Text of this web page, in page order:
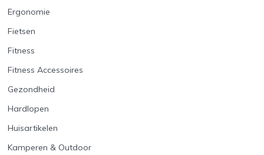
Ergonomie
Fietsen
Fitness
Fitness Accessoires
Gezondheid
Hardlopen
Huisartikelen
Kamperen & Outdoor